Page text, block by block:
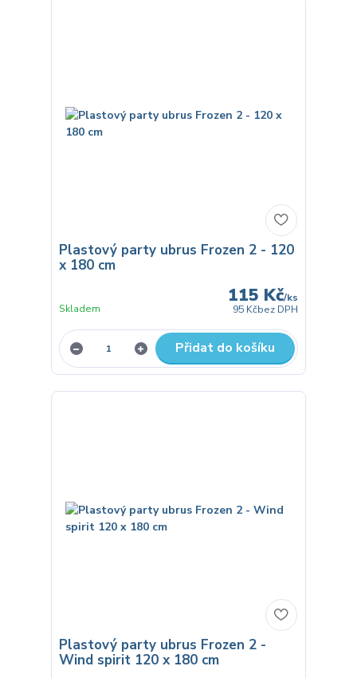
Plastový party ubrus Frozen 2 - 120
x 180 cm
115 Kč/ks
95 Kčbez DPH
Skladem
Přidat do košíku
Plastový party ubrus Frozen 2 -
Wind spirit 120 x 180 cm